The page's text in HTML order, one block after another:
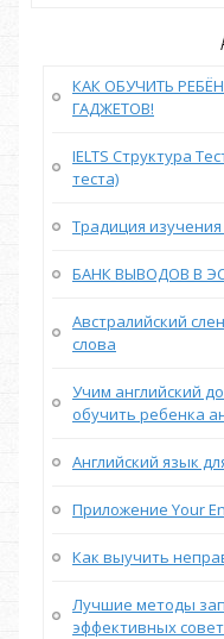
КАК ОБУЧИТЬ
ГАДЖЕТОВ!
IELTS Структура
теста)
Традиция
БАНК ВЫВОДОВ В
Австралийский
слова
Учим английский
обучить ребенка
Английский язык
Приложение Your
Как выучить
Лучшие методы
эффективных